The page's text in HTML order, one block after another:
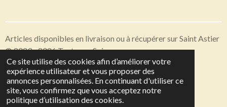
Ce site utilise des cookies afin d’améliorer votre
expérience utilisateur et vous proposer des
annonces personnalisées. En continuant d'utiliser ce
site, vous confirmez que vous acceptez notre
politique d’utilisation des cookies.
Articles disponibles en livraison ou à récupérer sur Saint Astier
© 2023 - 2026 Toutes en Soie
Propulsé parWebador